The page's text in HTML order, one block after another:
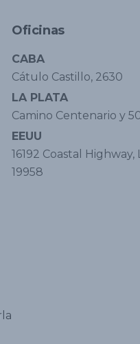
Oficinas
CABA
Cátulo Castillo, 2630
LA PLATA
Camino Centenario y
EEUU
16192 Coastal Highway,
19958